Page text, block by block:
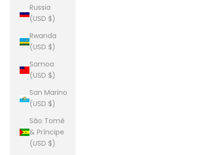
Russia
(USD $)
Rwanda
(USD $)
Samoa
(USD $)
San Marino
(USD $)
São Tomé
& Príncipe
(USD $)